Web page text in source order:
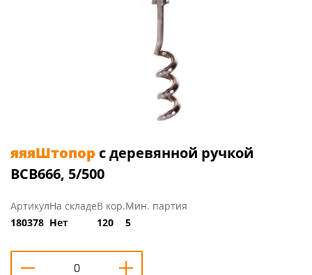
яяяШтопор с деревянной ручкой
BCB666, 5/500
Артикул
180378
На складе
Нет
В кор.
120
Мин. партия
5